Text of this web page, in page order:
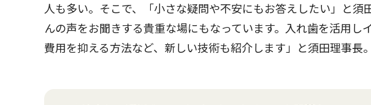
人も多い。そこで、「小さな疑問や不安にもお答えしたい」と須
んの声をお聞きする貴重な場にもなっています。入れ歯を活用し
費用を抑える方法など、新しい技術も紹介します」と須田理事長。